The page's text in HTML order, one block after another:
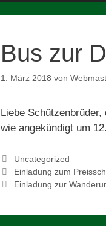
Bus zur
1. März 2018 von
Liebe
wie angekündigt um
Kategorien
Uncategorized
Einladung zum
Einladung zur